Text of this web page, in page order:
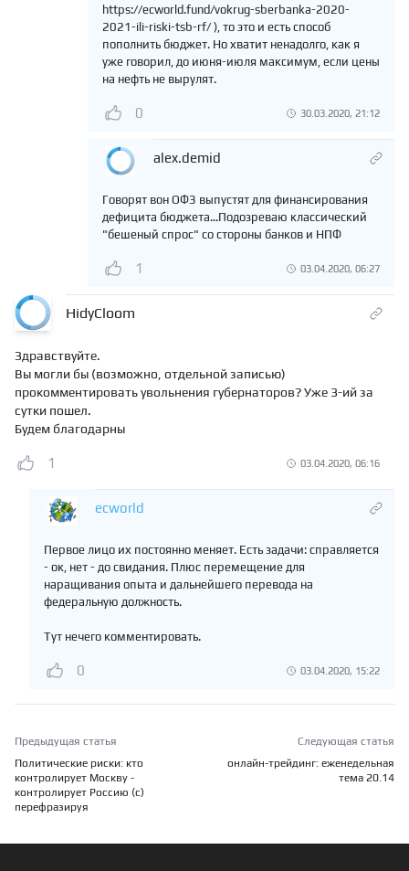
https://ecworld.fund/vokrug-sberbanka-2020-
2021-ili-riski-tsb-rf/ ), то это и есть способ
пополнить бюджет. Но хватит ненадолго, как я
уже говорил, до июня-июля максимум, если цены
на нефть не вырулят.
0 30.03.2020, 21:12
alex.demid
Говорят вон ОФЗ выпустят для финансирования
дефицита бюджета...Подозреваю классический
"бешеный спрос" со стороны банков и НПФ
1 03.04.2020, 06:27
HidyCloom
Здравствуйте.
Вы могли бы (возможно, отдельной записью)
прокомментировать увольнения губернаторов? Уже 3-ий за
сутки пошел.
Будем благодарны
1 03.04.2020, 06:16
ecworld
Первое лицо их постоянно меняет. Есть задачи: справляется
- ок, нет - до свидания. Плюс перемещение для
наращивания опыта и дальнейшего перевода на
федеральную должность.
Тут нечего комментировать.
0 03.04.2020, 15:22
Предыдущая статья
Политические риски: кто
контролирует Москву -
контролирует Россию (с)
перефразируя
Следующая статья
онлайн-трейдинг: еженедельная
тема 20.14